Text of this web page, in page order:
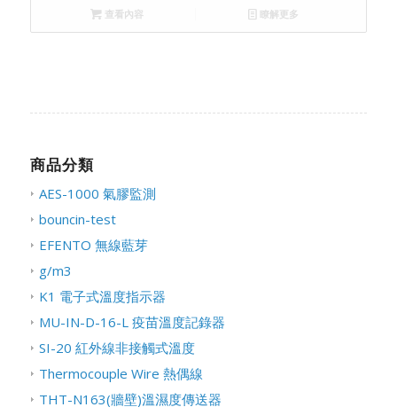
查看內容 瞭解更多
商品分類
AES-1000 氣膠監測
bouncin-test
EFENTO 無線藍芽
g/m3
K1 電子式溫度指示器
MU-IN-D-16-L 疫苗溫度記錄器
SI-20 紅外線非接觸式溫度
Thermocouple Wire 熱偶線
THT-N163(牆壁)溫濕度傳送器